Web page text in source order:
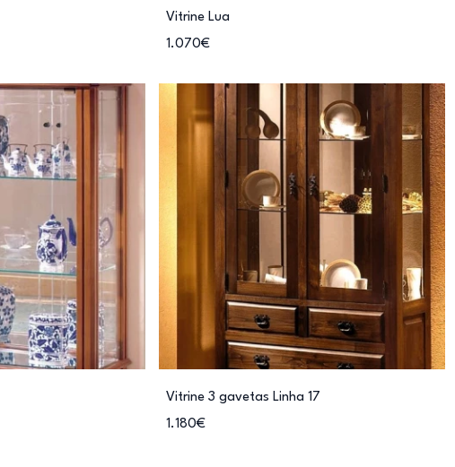
Vitrine Lua
1.070€
Vitrine 3 gavetas Linha 17
1.180€